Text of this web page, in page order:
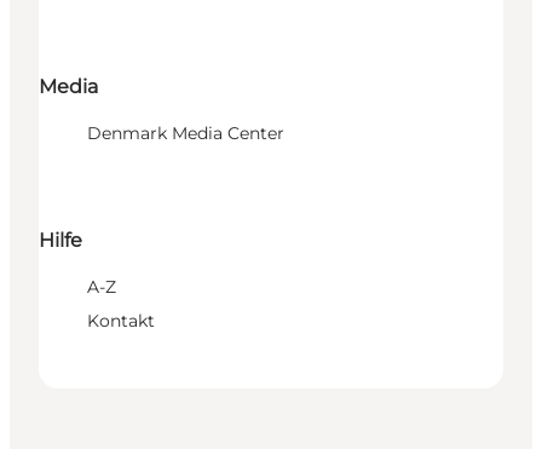
Media
Denmark Media Center
Hilfe
A-Z
Kontakt